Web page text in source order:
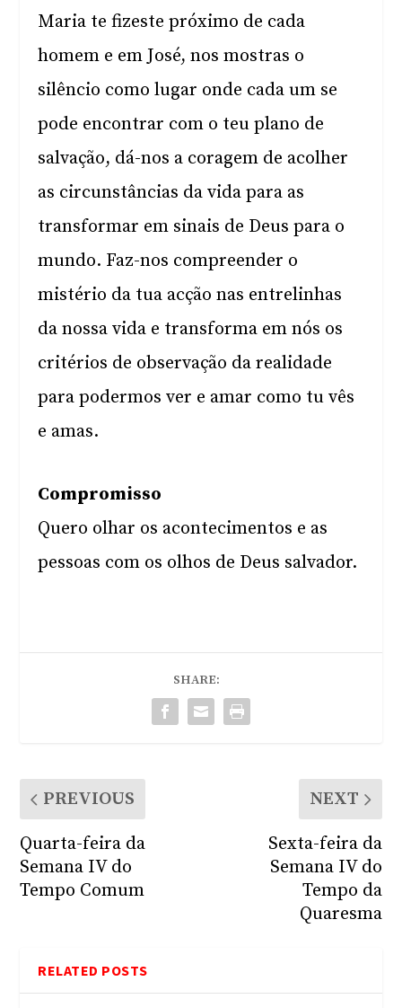
Maria te fizeste próximo de cada
homem e em José, nos mostras o
silêncio como lugar onde cada um se
pode encontrar com o teu plano de
salvação, dá-nos a coragem de acolher
as circunstâncias da vida para as
transformar em sinais de Deus para o
mundo. Faz-nos compreender o
mistério da tua acção nas entrelinhas
da nossa vida e transforma em nós os
critérios de observação da realidade
para podermos ver e amar como tu vês
e amas.
Compromisso
Quero olhar os acontecimentos e as
pessoas com os olhos de Deus salvador.
SHARE:
PREVIOUS
Quarta-feira da
Semana IV do
Tempo Comum
NEXT
Sexta-feira da
Semana IV do
Tempo da
Quaresma
RELATED POSTS